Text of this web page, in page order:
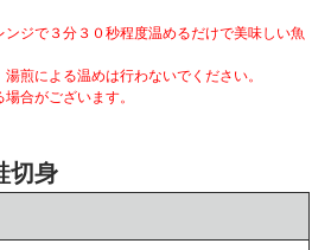
ジで３分３０秒程度温めるだけで美味しい魚
煎による温めは行わないでください。
合がございます。
切身